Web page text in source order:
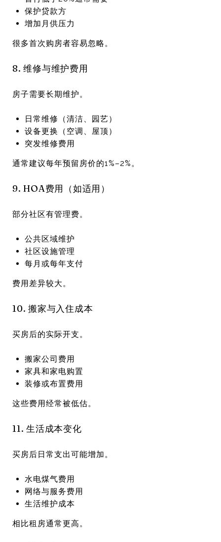
保护贷款方
增加月供压力
很多首次购房者容易忽略。
8. 维修与维护费用
房子需要长期维护。
日常维修（清洁、园艺）
设备更换（空调、屋顶）
突发维修费用
通常建议每年预留房价的1%–2%。
9. HOA费用（如适用）
部分社区有管理费。
公共区域维护
社区设施管理
每月或每年支付
费用差异较大。
10. 搬家与入住成本
买房后的实际开支。
搬家公司费用
家具和家电购置
装修或布置费用
这些费用经常被低估。
11. 生活成本变化
买房后日常支出可能增加。
水电煤气费用
网络与服务费用
生活维护成本
相比租房通常更高。